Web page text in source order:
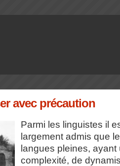
avec précaution
Parmi les linguistes il
largement admis que
langues pleines,
complexité, de